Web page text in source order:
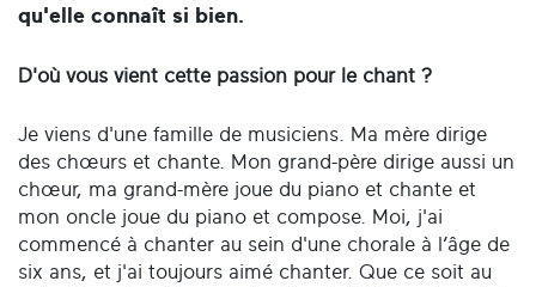
qu'elle connaît si bien.
D'où vous vient cette passion pour le chant ?
Je viens d'une famille de musiciens. Ma mère dirige
des chœurs et chante. Mon grand-père dirige aussi un
chœur, ma grand-mère joue du piano et chante et
mon oncle joue du piano et compose. Moi, j'ai
commencé à chanter au sein d'une chorale à l’âge de
six ans, et j'ai toujours aimé chanter. Que ce soit au